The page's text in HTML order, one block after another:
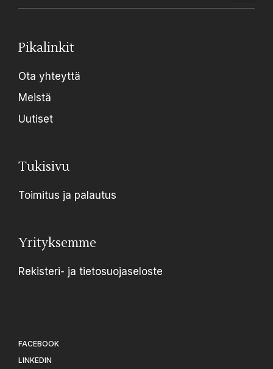
Pikalinkit
Ota yhteyttä
Meistä
Uutiset
Tukisivu
Toimitus ja palautus
Yrityksemme
Rekisteri- ja tietosuojaseloste
FACEBOOK
LINKEDIN